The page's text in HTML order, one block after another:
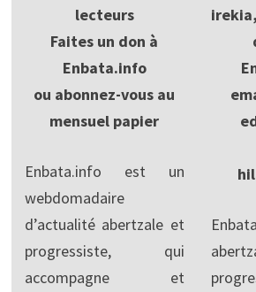
lecteurs
Faites un don à
Enbata.info
ou abonnez-vous au
mensuel papier
Enbata.info est un
webdomadaire
d’actualité abertzale et
progressiste, qui
accompagne et